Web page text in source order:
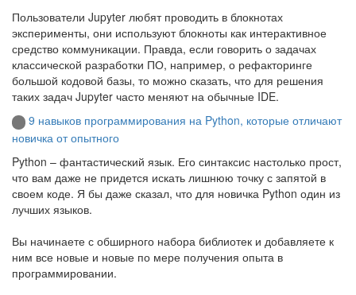
Пользователи Jupyter любят проводить в блокнотах
эксперименты, они используют блокноты как интерактивное
средство коммуникации. Правда, если говорить о задачах
классической разработки ПО, например, о рефакторинге
большой кодовой базы, то можно сказать, что для решения
таких задач Jupyter часто меняют на обычные IDE.
9 навыков программирования на Python, которые отличают
новичка от опытного
Python – фантастический язык. Его синтаксис настолько прост,
что вам даже не придется искать лишнюю точку с запятой в
своем коде. Я бы даже сказал, что для новичка Python один из
лучших языков.
Вы начинаете с обширного набора библиотек и добавляете к
ним все новые и новые по мере получения опыта в
программировании.